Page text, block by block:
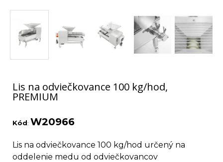
Lis na odviečkovance 100 kg/hod,
PREMIUM
Kód: W20966
Lis na odviečkovance 100 kg/hod určený na
oddelenie medu od odviečkovancov